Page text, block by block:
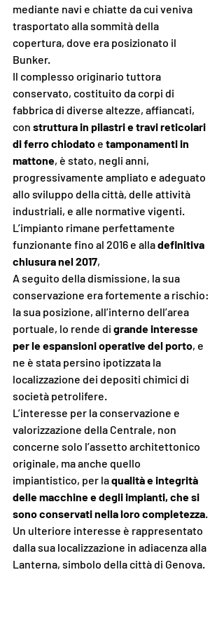
mediante navi e chiatte da cui veniva
trasportato alla sommità della
copertura, dove era posizionato il
Bunker.
Il complesso originario tuttora
conservato, costituito da corpi di
fabbrica di diverse altezze, affiancati,
con struttura in pilastri e travi reticolari
di ferro chiodato e tamponamenti in
mattone, è stato, negli anni,
progressivamente ampliato e adeguato
allo sviluppo della città, delle attività
industriali, e alle normative vigenti.
L’impianto rimane perfettamente
funzionante fino al 2016 e alla definitiva
chiusura nel 2017,
A seguito della dismissione, la sua
conservazione era fortemente a rischio:
la sua posizione, all’interno dell’area
portuale, lo rende di grande interesse
per le espansioni operative del porto, e
ne è stata persino ipotizzata la
localizzazione dei depositi chimici di
società petrolifere.
L’interesse per la conservazione e
valorizzazione della Centrale, non
concerne solo l’assetto architettonico
originale, ma anche quello
impiantistico, per la qualità e integrità
delle macchine e degli impianti, che si
sono conservati nella loro completezza.
Un ulteriore interesse è rappresentato
dalla sua localizzazione in adiacenza alla
Lanterna, simbolo della città di Genova.